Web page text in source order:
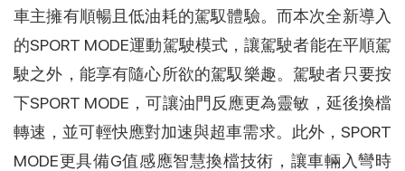
車主擁有順暢且低油耗的駕馭體驗。而本次全新導入
的SPORT MODE運動駕駛模式，讓駕駛者能在平順駕
駛之外，能享有隨心所欲的駕馭樂趣。駕駛者只要按
下SPORT MODE，可讓油門反應更為靈敏，延後換檔
轉速，並可輕快應對加速與超車需求。此外，SPORT
MODE更具備G值感應智慧換檔技術，讓車輛入彎時